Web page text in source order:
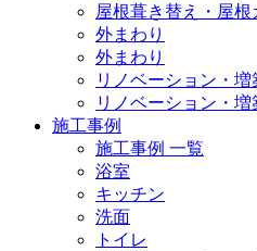
屋根葺き替え・屋
外まわり
外まわり
リノベーション・増
リノベーション・増
施工事例
施工事例 一覧
浴室
キッチン
洗面
トイレ